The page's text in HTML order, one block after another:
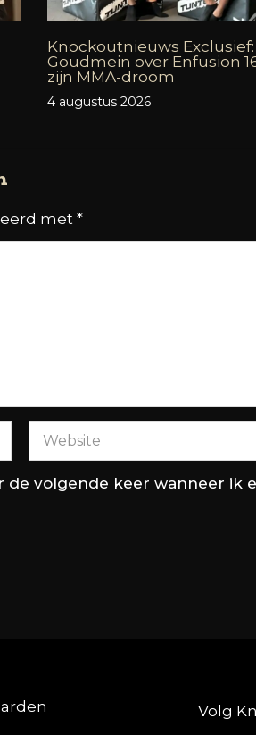
Knockoutnieuws
Goudmein over Enfusion
zijn MMA-droom
4 augustus 2026
met *
de volgende keer wanneer ik
Volg